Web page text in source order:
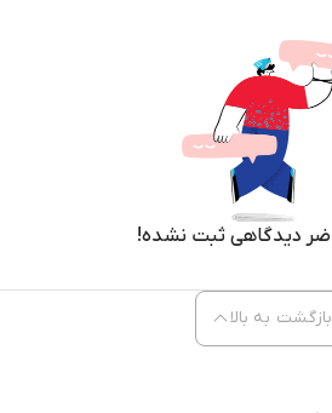
بازگشت به بالا